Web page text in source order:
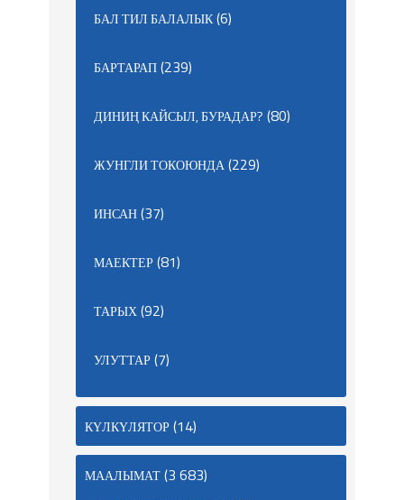
БАЛ ТИЛ БАЛАЛЫК(6)
БАРТАРАП(239)
ДИНИҢ КАЙСЫЛ, БУРАДАР? (80)
ЖУНГЛИ ТОКОЮНДА(229)
ИНСАН(37)
МАЕКТЕР(81)
ТАРЫХ(92)
УЛУТТАР(7)
КҮЛКҮЛЯТОР(14)
МААЛЫМАТ(3 683)